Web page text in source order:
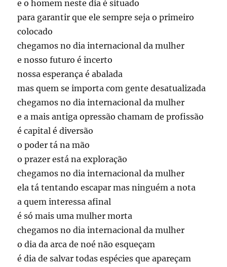
e o homem neste dia é situado
para garantir que ele sempre seja o primeiro
colocado
chegamos no dia internacional da mulher
e nosso futuro é incerto
nossa esperança é abalada
mas quem se importa com gente desatualizada
chegamos no dia internacional da mulher
e a mais antiga opressão chamam de profissão
é capital é diversão
o poder tá na mão
o prazer está na exploração
chegamos no dia internacional da mulher
ela tá tentando escapar mas ninguém a nota
a quem interessa afinal
é só mais uma mulher morta
chegamos no dia internacional da mulher
o dia da arca de noé não esqueçam
é dia de salvar todas espécies que apareçam